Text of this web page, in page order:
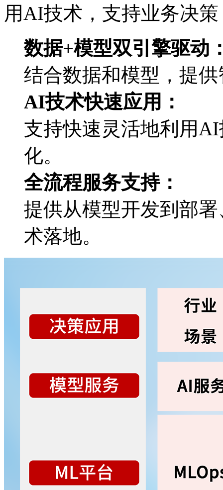
用AI技术，支持业务决
数据+模型双引擎驱动
结合数据和模型，
AI技术快速应用：
支持快速灵活地利用AI
化。
全流程服务支持：
提供从模型开发到部署
术落地。